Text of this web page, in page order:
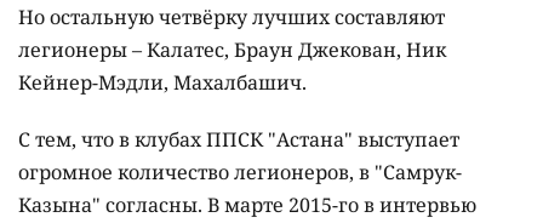
Но остальную четвёрку лучших составляют
легионеры – Калатес, Браун Джекован, Ник
Кейнер-Мэдли, Махалбашич.
С тем, что в клубах ППСК "Астана" выступает
огромное количество легионеров, в "Самрук-
Казына" согласны. В марте 2015-го в интервью